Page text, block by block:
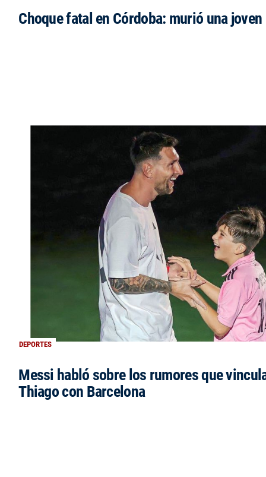
Choque fatal en Córdoba: murió una
DEPORTES
Messi habló sobre los rumores que
Thiago con Barcelona